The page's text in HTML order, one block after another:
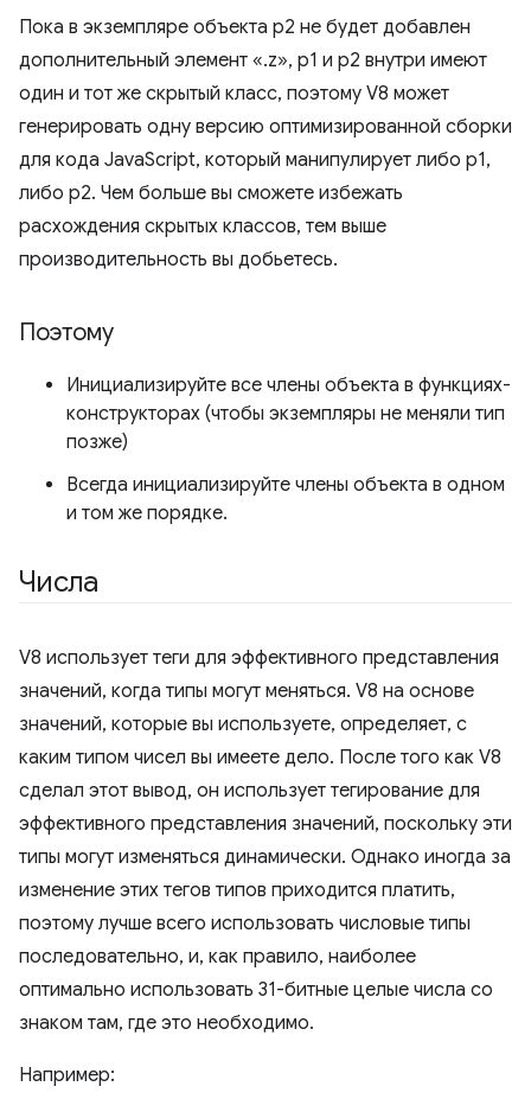
Пока в экземпляре объекта p2 не будет добавлен
дополнительный элемент «.z», p1 и p2 внутри имеют
один и тот же скрытый класс, поэтому V8 может
генерировать одну версию оптимизированной сборки
для кода JavaScript, который манипулирует либо p1,
либо p2. Чем больше вы сможете избежать
расхождения скрытых классов, тем выше
производительность вы добьетесь.
Поэтому
Инициализируйте все члены объекта в функциях-
конструкторах (чтобы экземпляры не меняли тип
позже)
Всегда инициализируйте члены объекта в одном
и том же порядке.
Числа
V8 использует теги для эффективного представления
значений, когда типы могут меняться. V8 на основе
значений, которые вы используете, определяет, с
каким типом чисел вы имеете дело. После того как V8
сделал этот вывод, он использует тегирование для
эффективного представления значений, поскольку эти
типы могут изменяться динамически. Однако иногда за
изменение этих тегов типов приходится платить,
поэтому лучше всего использовать числовые типы
последовательно, и, как правило, наиболее
оптимально использовать 31-битные целые числа со
знаком там, где это необходимо.
Например: